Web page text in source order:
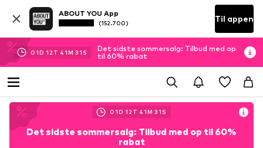
ABOUT YOU App
(152.700) Til appen
01D 12 T 41M 30S
Det sidste sommersalg: Tilbud med op
til 60% rabat
01D 12 T 41M 30S
Det sidste sommersalg: Tilbud med op til 60%
rabat